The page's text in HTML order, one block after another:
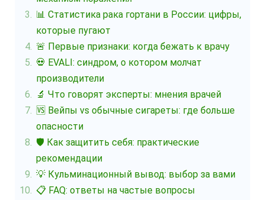
📊 Статистика рака гортани в России: цифры,
которые пугают
🚨 Первые признаки: когда бежать к врачу
💀 EVALI: синдром, о котором молчат
производители
🔬 Что говорят эксперты: мнения врачей
🆚 Вейпы vs обычные сигареты: где больше
опасности
🛡️ Как защитить себя: практические
рекомендации
💡 Кульминационный вывод: выбор за вами
📋 FAQ: ответы на частые вопросы